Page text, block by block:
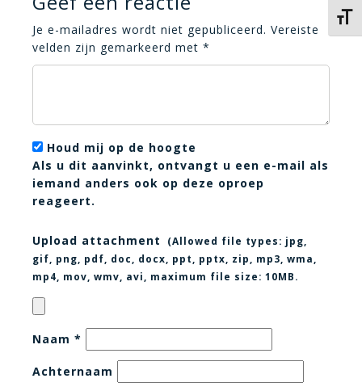
Je e-mailadres wordt niet gepubliceerd. Vereiste
velden zijn gemarkeerd met *
Houd mij op de hoogte
Als u dit aanvinkt, ontvangt u een e-mail als
iemand anders ook op deze oproep
reageert.
Upload attachment (Allowed file types: jpg,
gif, png, pdf, doc, docx, ppt, pptx, zip, mp3, wma,
mp4, mov, wmv, avi
, maximum file size: 10MB.
Naam *
Achternaam